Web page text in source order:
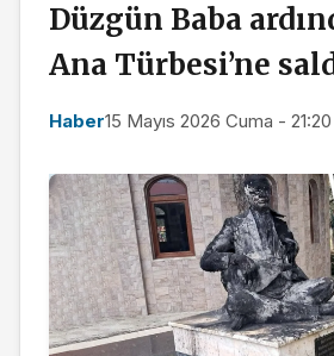
Düzgün Baba
Ana Türbesi’ne
Haber15 Mayıs 2026 Cuma - 21:20